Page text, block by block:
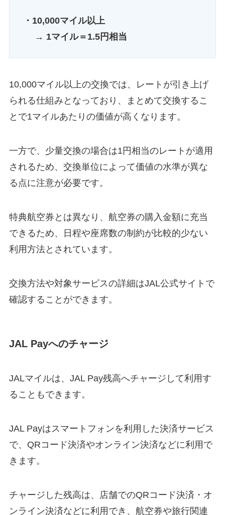
・10,000マイル以上
→ 1マイル＝1.5円相当
10,000マイル以上の交換では、レートが引き上げ
られる仕組みとなっており、まとめて交換するこ
とで1マイルあたりの価値が高くなります。
一方で、少量交換の場合は1円相当のレートが適用
されるため、交換単位によって価値の水準が異な
る点に注意が必要です。
特典航空券とは異なり、航空券の購入金額に充当
できるため、日程や座席数の制約が比較的少ない
利用方法とされています。
交換方法や対象サービスの詳細はJAL公式サイトで
確認することができます。
JAL Payへのチャージ
JALマイルは、JAL Pay残高へチャージして利用す
ることもできます。
JAL Payはスマートフォンを利用した決済サービス
で、QRコード決済やオンライン決済などに利用で
きます。
チャージした残高は、店舗でのQRコード決済・オ
ンライン決済などに利用でき、航空券や旅行関連